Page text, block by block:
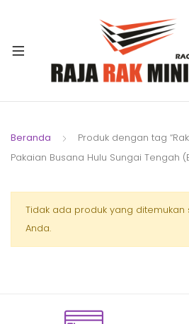
Beranda
Produk dengan tag
Pakaian Busana Hulu Sungai Tengah
Tidak ada produk yang
Anda.